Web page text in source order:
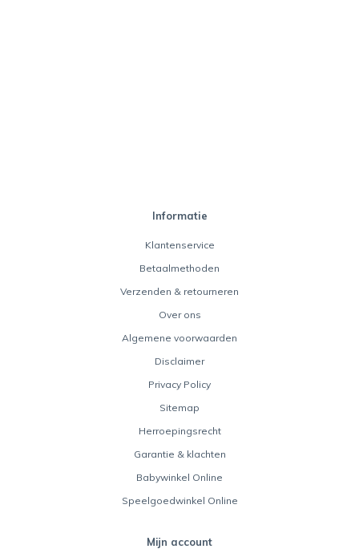
Informatie
Klantenservice
Betaalmethoden
Verzenden & retourneren
Over ons
Algemene voorwaarden
Disclaimer
Privacy Policy
Sitemap
Herroepingsrecht
Garantie & klachten
Babywinkel Online
Speelgoedwinkel Online
Mijn account